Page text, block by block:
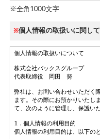
※全角1000文字
※個人情報の取扱いに関して